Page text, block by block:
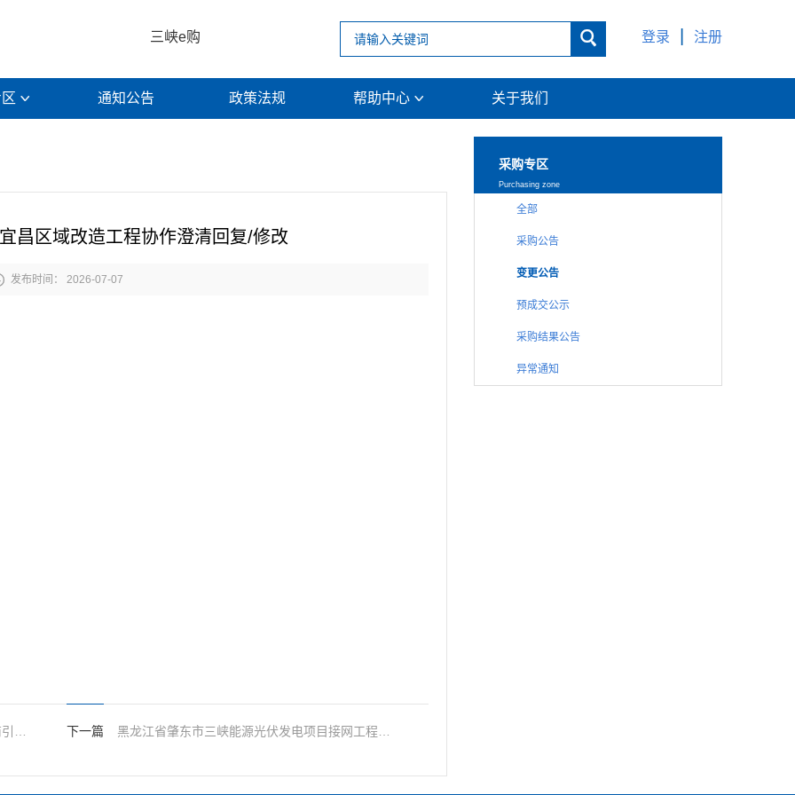
三峡e购 登录 注册

 通知公告 政策法规 帮助中心  关于我们
昌区域改造工程协作澄清回复/修改
发布时间： 2026-07-07
下一篇
采购专区
Purchasing zone
全部
采购公告
变更公告
预成交公示
采购结果公告
异常通知